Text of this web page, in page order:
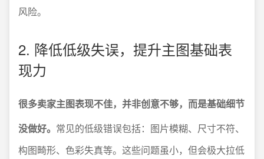
风险。
2. 降低低级失误，提升主图基础表
现力
很多卖家主图表现不佳，并非创意不够，而是基础细节
没做好。 常见的低级错误包括：图片模糊、尺寸不符、
构图畸形、色彩失真等。这些问题虽小，但会极大拉低